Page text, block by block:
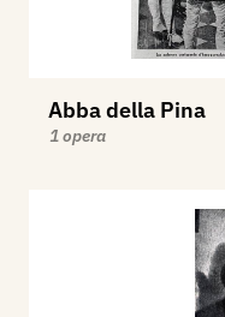
Abba della Pina
1 opera